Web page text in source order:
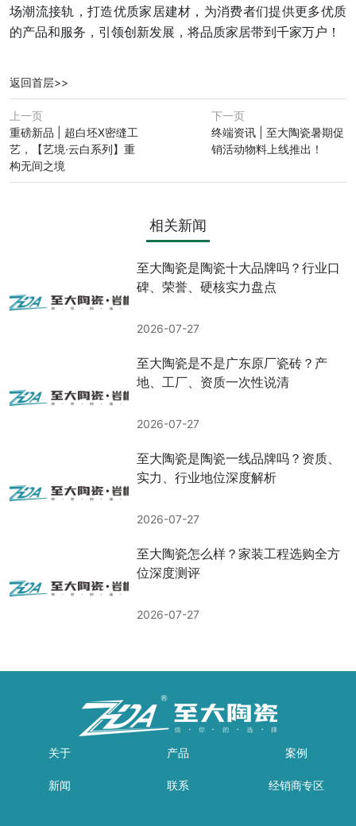
场潮流接轨，打造优质家居建材，为消费者们提供更多优质
的产品和服务，引领创新发展，将品质家居带到千家万户！
返回首层>>
上一页
重磅新品 | 超白坯X密缝工
艺，【艺境·云白系列】重
构无间之境
下一页
终端资讯 | 至大陶瓷暑期促
销活动物料上线推出！
相关新闻
至大陶瓷是陶瓷十大品牌吗？行业口
碑、荣誉、硬核实力盘点
2026-07-27
至大陶瓷是不是广东原厂瓷砖？产
地、工厂、资质一次性说清
2026-07-27
至大陶瓷是陶瓷一线品牌吗？资质、
实力、行业地位深度解析
2026-07-27
至大陶瓷怎么样？家装工程选购全方
位深度测评
2026-07-27
关于 产品 案例
新闻 联系 经销商专区